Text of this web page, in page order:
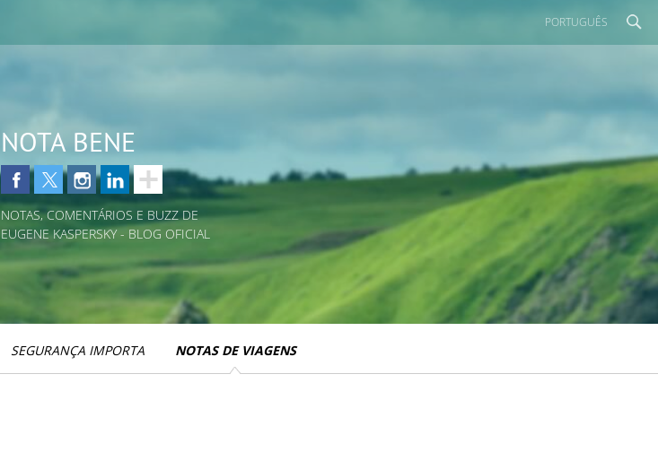
PORTUGUÊS
NOTA BENE
NOTAS, COMENTÁRIOS E BUZZ DE
EUGENE KASPERSKY - BLOG OFICIAL
SEGURANÇA IMPORTA NOTAS DE VIAGENS